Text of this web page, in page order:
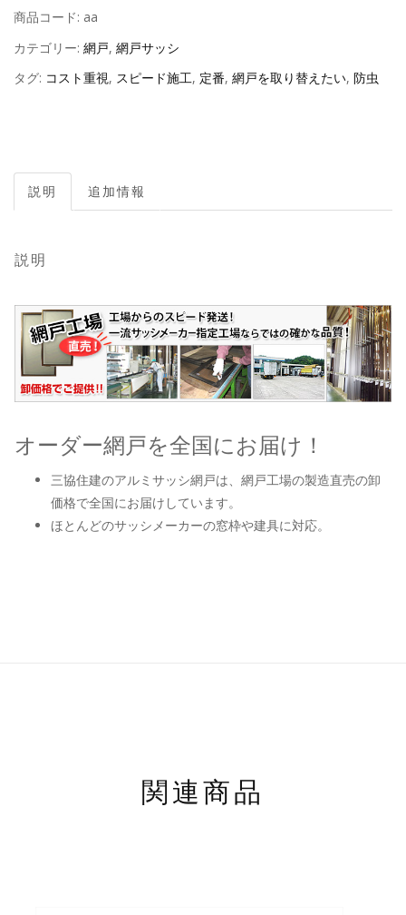
戸
商品コード: aa
カテゴリー: 網戸, 網戸サッシ
タグ: コスト重視, スピード施工, 定番, 網戸を取り替えたい, 防虫
説明 追加情報
説明
オーダー網戸を全国にお届け！
三協住建のアルミサッシ網戸は、網戸工場の製造直売の卸
価格で全国にお届けしています。
ほとんどのサッシメーカーの窓枠や建具に対応。
関連商品